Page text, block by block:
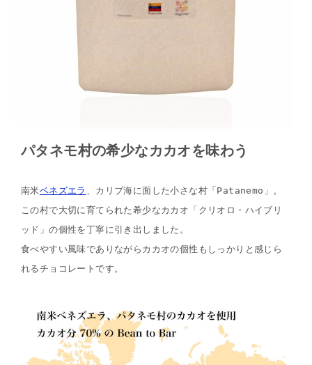
パタネモ村の希少なカカオを味わう
南米ベネズエラ 、カリブ海に面した小さな村「Patanemo」。
この村で大切に育てられた希少なカカオ「クリオロ・ハイブリ
ッド」の個性を丁寧に引き出しました。
食べやすい風味でありながらカカオの個性もしっかりと感じら
れるチョコレートです。